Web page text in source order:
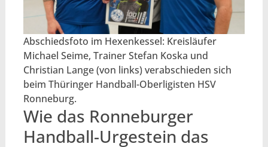
Abschiedsfoto im Hexenkessel: Kreisläufer
Michael Seime, Trainer Stefan Koska und
Christian Lange (von links) verabschieden sich
beim Thüringer Handball-Oberligisten HSV
Ronneburg.
Wie das Ronneburger
Handball-Urgestein das